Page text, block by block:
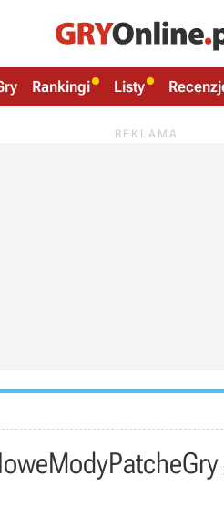
Rankingi Listy
ModyPatche